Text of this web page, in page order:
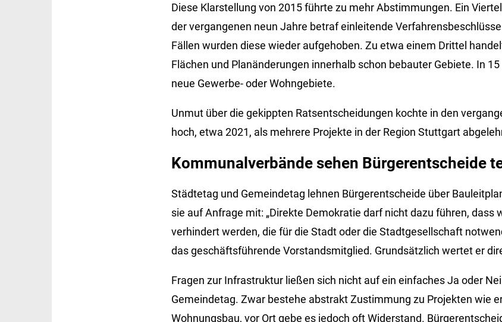
Diese Klarstellung von 2015 führte zu mehr Abstimmungen. Ein
der vergangenen neun Jahre betraf einleitende
Fällen wurden diese wieder aufgehoben. Zu etwa einem Drittel
Flächen und Planänderungen innerhalb schon bebauter Gebiete. In
neue Gewerbe- oder Wohngebiete.
Unmut über die gekippten Ratsentscheidungen kochte in den
hoch, etwa 2021, als mehrere Projekte in der Region Stuttgart
Kommunalverbände sehen Bürgerentscheide
Städtetag und Gemeindetag lehnen Bürgerentscheide über
sie auf Anfrage mit: „Direkte Demokratie darf nicht dazu führen, dass
verhindert werden, die für die Stadt oder die Stadtgesellschaft
das geschäftsführende Vorstandsmitglied. Grundsätzlich wertet er
Fragen zur Infrastruktur ließen sich nicht auf ein einfaches Ja oder
Gemeindetag. Zwar bestehe abstrakt Zustimmung zu Projekten wie
Wohnungsbau, vor Ort gebe es jedoch oft Widerstand.